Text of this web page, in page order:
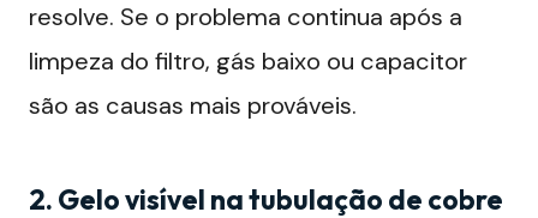
resolve. Se o problema continua após a
limpeza do filtro, gás baixo ou capacitor
são as causas mais prováveis.
2. Gelo visível na tubulação de cobre